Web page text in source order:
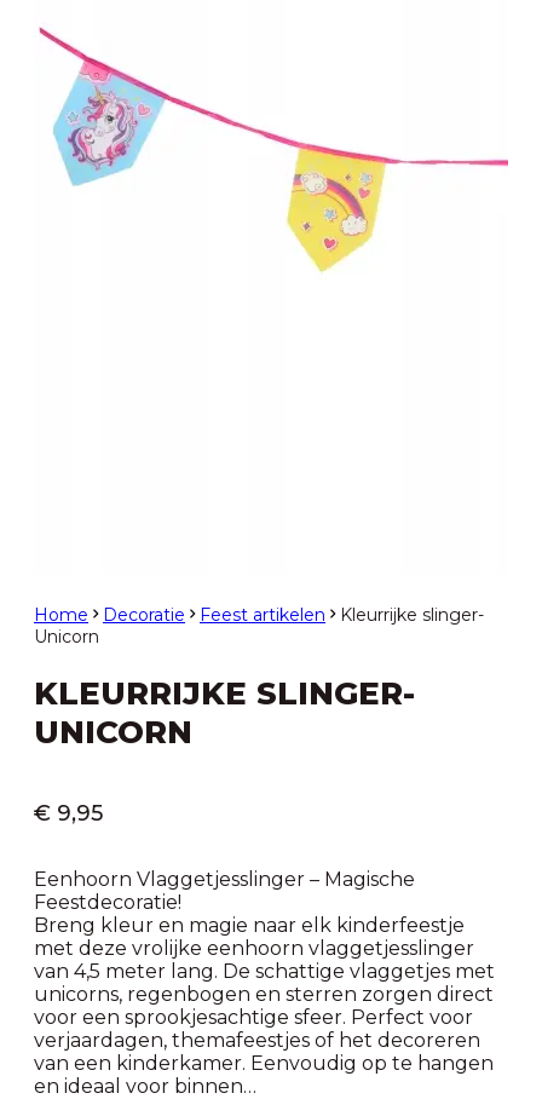
Home Decoratie Feest artikelen
Kleurrijke slinger-
Unicorn
KLEURRIJKE SLINGER-
UNICORN
€ 9,95
Eenhoorn Vlaggetjesslinger – Magische
Feestdecoratie!
Breng kleur en magie naar elk kinderfeestje
met deze vrolijke eenhoorn vlaggetjesslinger
van 4,5 meter lang. De schattige vlaggetjes met
unicorns, regenbogen en sterren zorgen direct
voor een sprookjesachtige sfeer. Perfect voor
verjaardagen, themafeestjes of het decoreren
van een kinderkamer. Eenvoudig op te hangen
en ideaal voor binnen…